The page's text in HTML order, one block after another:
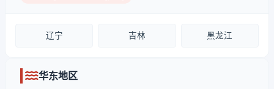
辽宁 吉林 黑龙江
华东地区